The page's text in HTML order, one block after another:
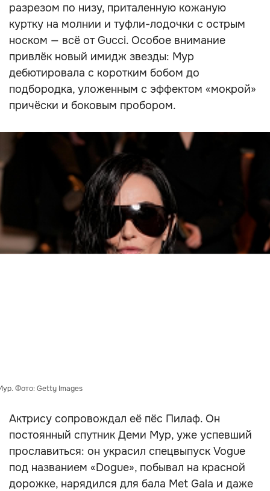
разрезом по низу, приталенную кожаную
куртку на молнии и туфли-лодочки с острым
носком — всё от Gucci. Особое внимание
привлёк новый имидж звезды: Мур
дебютировала с коротким бобом до
подбородка, уложенным с эффектом «мокрой»
причёски и боковым пробором.
Фото: Getty Images
Актрису сопровождал её пёс Пилаф. Он
постоянный спутник Деми Мур, уже успевший
прославиться: он украсил спецвыпуск Vogue
под названием «Dogue», побывал на красной
дорожке, нарядился для бала Met Gala и даже